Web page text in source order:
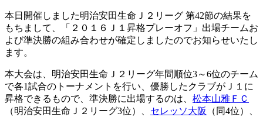
本日開催しました明治安田生命Ｊ２リーグ 第42節の結果を
もちまして、「２０１６Ｊ１昇格プレーオフ」出場チームお
よび準決勝の組み合わせが確定しましたのでお知らせいたし
ます。
本大会は、明治安田生命Ｊ２リーグ年間順位3～6位のチーム
で各1試合のトーナメントを行い、優勝したクラブがＪ１に
昇格できるもので、準決勝に出場するのは、 松本山雅ＦＣ
（明治安田生命Ｊ２リーグ3位）、 セレッソ大阪
（同4位）、